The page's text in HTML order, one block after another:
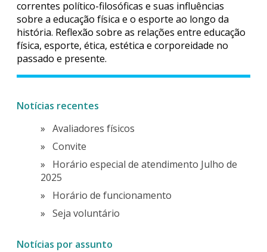
correntes político-filosóficas e suas influências
sobre a educação física e o esporte ao longo da
história. Reflexão sobre as relações entre educação
física, esporte, ética, estética e corporeidade no
passado e presente.
Notícias recentes
Avaliadores físicos
Convite
Horário especial de atendimento Julho de
2025
Horário de funcionamento
Seja voluntário
Notícias por assunto